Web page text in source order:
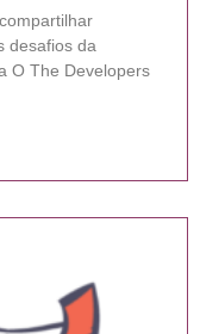
desafios da
O The Developers